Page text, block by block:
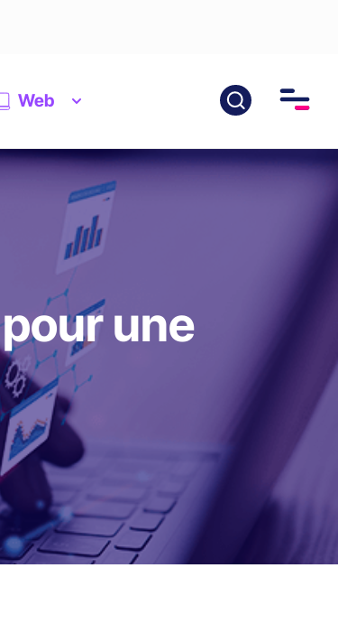
Web
une